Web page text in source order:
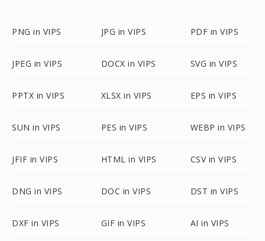
PNG in VIPS JPG in VIPS PDF in VIPS
JPEG in VIPS DOCX in VIPS SVG in VIPS
PPTX in VIPS XLSX in VIPS EPS in VIPS
SUN in VIPS PES in VIPS WEBP in VIPS
JFIF in VIPS HTML in VIPS CSV in VIPS
DNG in VIPS DOC in VIPS DST in VIPS
DXF in VIPS GIF in VIPS AI in VIPS